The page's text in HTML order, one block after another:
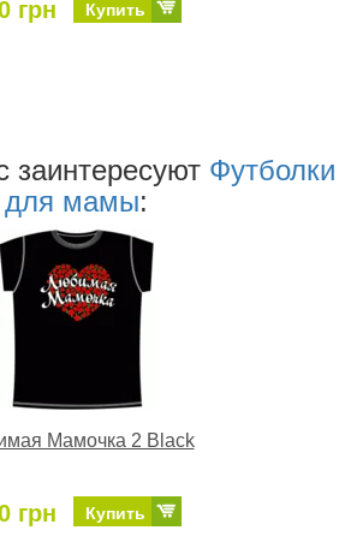
грн Купить
Футболки
для мамы:
Мамочка 2 Black
грн Купить